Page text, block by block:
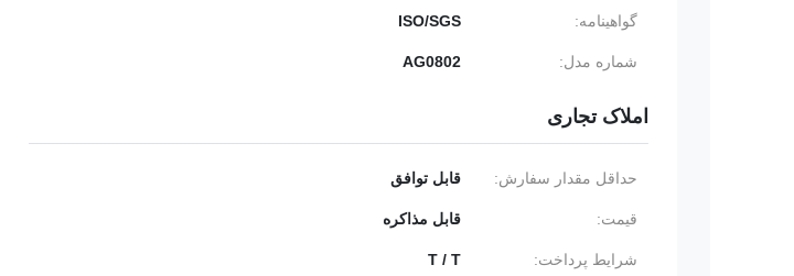
گواهینامه: ISO/SGS
شماره مدل: AG0802
املاک تجاری
حداقل مقدار سفارش: قابل توافق
قیمت: قابل مذاکره
شرایط پرداخت: T / T